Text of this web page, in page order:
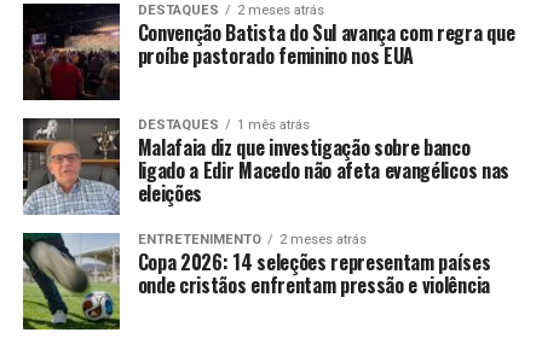
DESTAQUES 2 meses atrás
Convenção Batista do Sul avança com regra que
proíbe pastorado feminino nos EUA
DESTAQUES 1 mês atrás
Malafaia diz que investigação sobre banco
ligado a Edir Macedo não afeta evangélicos nas
eleições
ENTRETENIMENTO 2 meses atrás
Copa 2026: 14 seleções representam países
onde cristãos enfrentam pressão e violência